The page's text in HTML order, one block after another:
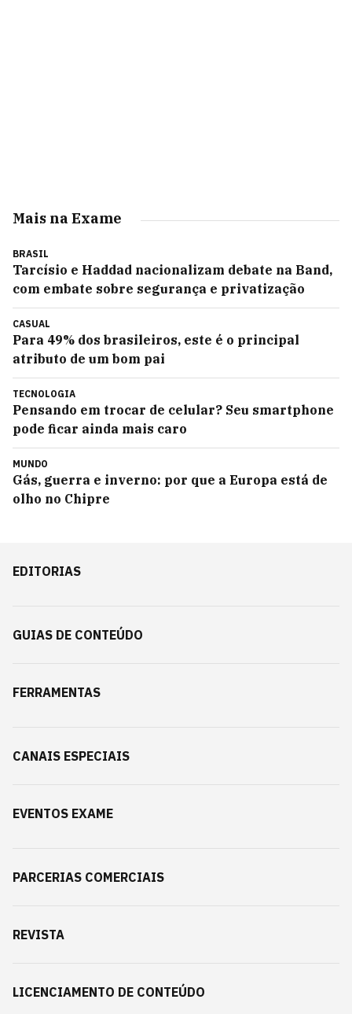
Mais na Exame
BRASIL
Tarcísio e Haddad nacionalizam debate na Band,
com embate sobre segurança e privatização
CASUAL
Para 49% dos brasileiros, este é o principal
atributo de um bom pai
TECNOLOGIA
Pensando em trocar de celular? Seu smartphone
pode ficar ainda mais caro
MUNDO
Gás, guerra e inverno: por que a Europa está de
olho no Chipre
EDITORIAS
GUIAS DE CONTEÚDO
FERRAMENTAS
CANAIS ESPECIAIS
EVENTOS EXAME
PARCERIAS COMERCIAIS
REVISTA
LICENCIAMENTO DE CONTEÚDO